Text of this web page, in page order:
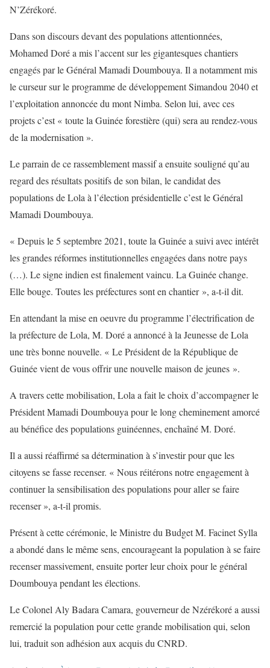
N’Zérékoré.
Dans son discours devant des populations attentionnées,
Mohamed Doré a mis l’accent sur les gigantesques chantiers
engagés par le Général Mamadi Doumbouya. Il a notamment mis
le curseur sur le programme de développement Simandou 2040 et
l’exploitation annoncée du mont Nimba. Selon lui, avec ces
projets c’est « toute la Guinée forestière (qui) sera au rendez-vous
de la modernisation ».
Le parrain de ce rassemblement massif a ensuite souligné qu’au
regard des résultats positifs de son bilan, le candidat des
populations de Lola à l’élection présidentielle c’est le Général
Mamadi Doumbouya.
« Depuis le 5 septembre 2021, toute la Guinée a suivi avec intérêt
les grandes réformes institutionnelles engagées dans notre pays
(…). Le signe indien est finalement vaincu. La Guinée change.
Elle bouge. Toutes les préfectures sont en chantier », a-t-il dit.
En attendant la mise en oeuvre du programme l’électrification de
la préfecture de Lola, M. Doré a annoncé à la Jeunesse de Lola
une très bonne nouvelle. « Le Président de la République de
Guinée vient de vous offrir une nouvelle maison de jeunes ».
A travers cette mobilisation, Lola a fait le choix d’accompagner le
Président Mamadi Doumbouya pour le long cheminement amorcé
au bénéfice des populations guinéennes, enchaîné M. Doré.
Il a aussi réaffirmé sa détermination à s’investir pour que les
citoyens se fasse recenser. « Nous réitérons notre engagement à
continuer la sensibilisation des populations pour aller se faire
recenser», a-t-il promis.
Présent à cette cérémonie, le Ministre du Budget M. Facinet Sylla
a abondé dans le même sens, encourageant la population à se faire
recenser massivement, ensuite porter leur choix pour le général
Doumbouya pendant les élections.
Le Colonel Aly Badara Camara, gouverneur de Nzérékoré a aussi
remercié la population pour cette grande mobilisation qui, selon
lui, traduit son adhésion aux acquis du CNRD.